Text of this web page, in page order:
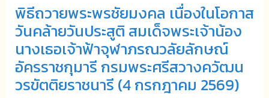
พิธีถวายพระพรชัยมงคล เนื่องในโอกาส
วันคล้ายวันประสูติ สมเด็จพระเจ้าน้อง
นางเธอเจ้าฟ้าจุฬาภรณวลัยลักษณ์
อัครราชกุมารี กรมพระศรีสวางควัฒน
วรขัตติยราชนารี (4 กรกฎาคม 2569)